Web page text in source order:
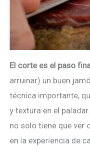
El corte es el paso
arruinar) un buen
técnica importante,
y textura en el
no solo tiene que ver
en la experiencia de